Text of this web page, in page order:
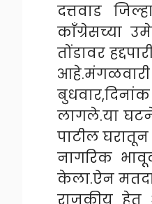
दत्तवाड
काँग्रेसच्या
तोंडावर
आहे.मंगळवारी
बुधवार,दिनांक
लागले.या
पाटील घरातून
नागरिक
केला.ऐन
राजकीय हेतू